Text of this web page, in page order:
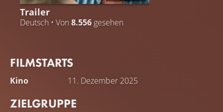
Trailer
Deutsch • Von 8.556 gesehen
FILMSTARTS
Kino 11. Dezember 2025
ZIELGRUPPE